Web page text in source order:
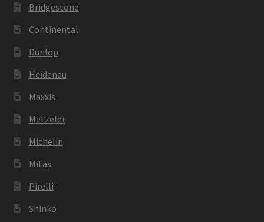
Bridgestone
Continental
Dunlop
Heidenau
Maxxis
Metzeler
Michelin
Mitas
Pirelli
Shinko